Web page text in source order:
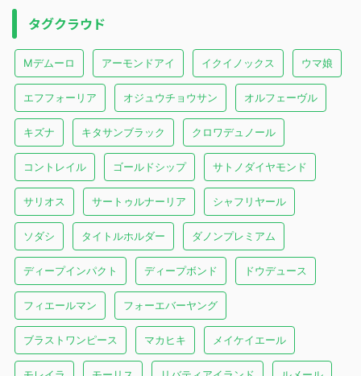
タグクラウド
Mデムーロ アーモンドアイ イクイノックス ウマ娘
エフフォーリア オジュウチョウサン オルフェーヴル
キズナ キタサンブラック クロワデュノール
コントレイル ゴールドシップ サトノダイヤモンド
サリオス サートゥルナーリア シャフリヤール
ソダシ タイトルホルダー ダノンプレミアム
ディープインパクト ディープボンド ドウデュース
フィエールマン フォーエバーヤング
ブラストワンピース マカヒキ メイケイエール